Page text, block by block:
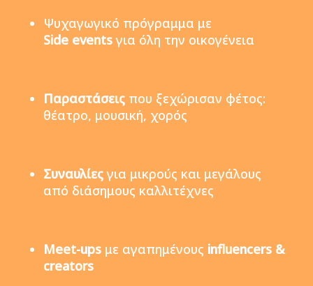
Ψυχαγωγικό πρόγραμμα με
Side eventsγια όλη την οικογένεια
Παραστάσεις που ξεχώρισαν φέτος:
θέατρο, μουσική, χορός
Συναυλίεςγια μικρούς και μεγάλους
από διάσημους καλλιτέχνες
Meet-ups με αγαπημένους influencers &
creators